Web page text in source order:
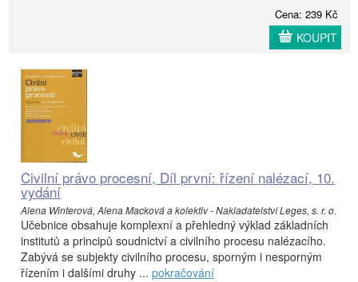
Cena: 239 Kč
KOUPIT
Civilní právo procesní, Díl první: řízení nalézací, 10.
vydání
Alena Winterová, Alena Macková a kolektiv - Nakladatelství Leges, s. r. o.
Učebnice obsahuje komplexní a přehledný výklad základních
institutů a principů soudnictví a civilního procesu nalézacího.
Zabývá se subjekty civilního procesu, sporným i nesporným
řízením i dalšími druhy ... pokračování